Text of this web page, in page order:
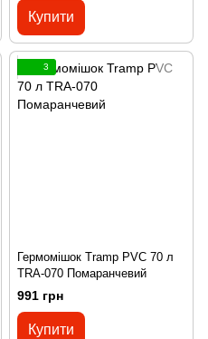
Купити
3
Гермомішок Tramp PVC 70 л
TRA-070 Помаранчевий
991 грн
Купити